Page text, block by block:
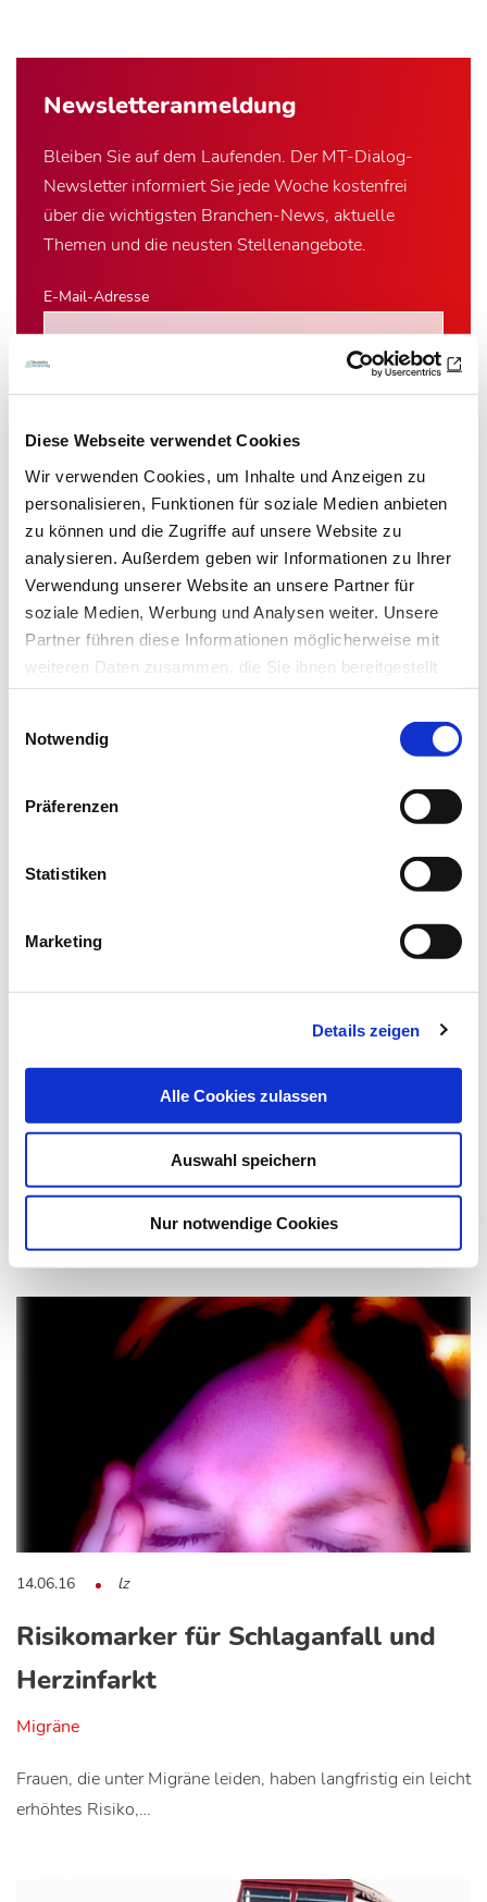
Diese Webseite verwendet Cookies
Wir verwenden Cookies, um Inhalte und Anzeigen zu
personalisieren, Funktionen für soziale Medien anbieten
zu können und die Zugriffe auf unsere Website zu
analysieren. Außerdem geben wir Informationen zu Ihrer
Verwendung unserer Website an unsere Partner für
soziale Medien, Werbung und Analysen weiter. Unsere
Partner führen diese Informationen möglicherweise mit
weiteren Daten zusammen, die Sie ihnen bereitgestellt
haben oder die sie im Rahmen Ihrer Nutzung der Dienste
Notwendig
Präferenzen
Statistiken
Marketing
Details zeigen
Alle Cookies zulassen
Auswahl speichern
Nur notwendige Cookies
Newsletter­anmeldung
Bleiben Sie auf dem Laufenden. Der MT-Dialog-
Newsletter informiert Sie jede Woche kostenfrei
über die wichtigsten Branchen-News, aktuelle
Themen und die neusten Stellenangebote.
E-Mail-Adresse
gelesen.*
Newsletter abonnieren
Das könnte Sie auch interessieren:
Bei Verdacht auf Schlaganfall müssen Betroffene
schnellstmöglich in ein Krankenhaus mit spezieller…
14.06.16 lz
Risikomarker für Schlaganfall und
Herzinfarkt
Migräne
Frauen, die unter Migräne leiden, haben langfristig ein leicht
erhöhtes Risiko,…